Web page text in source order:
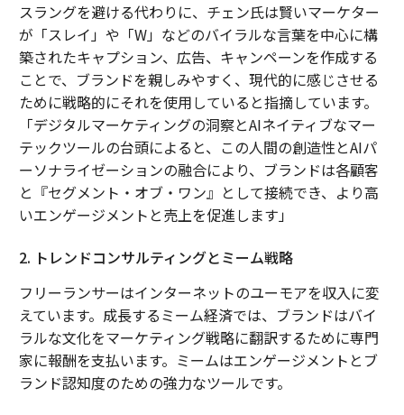
スラングを避ける代わりに、チェン氏は賢いマーケター
が「スレイ」や「W」などのバイラルな言葉を中心に構
築されたキャプション、広告、キャンペーンを作成する
ことで、ブランドを親しみやすく、現代的に感じさせる
ために戦略的にそれを使用していると指摘しています。
「デジタルマーケティングの洞察とAIネイティブなマー
テックツールの台頭によると、この人間の創造性とAIパ
ーソナライゼーションの融合により、ブランドは各顧客
と『セグメント・オブ・ワン』として接続でき、より高
いエンゲージメントと売上を促進します」
2. トレンドコンサルティングとミーム戦略
フリーランサーはインターネットのユーモアを収入に変
えています。成長するミーム経済では、ブランドはバイ
ラルな文化をマーケティング戦略に翻訳するために専門
家に報酬を支払います。ミームはエンゲージメントとブ
ランド認知度のための強力なツールです。